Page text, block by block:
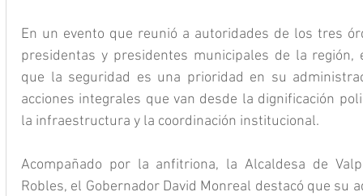
En un evento que reunió a autoridades de los tres
presidentas y presidentes municipales de la
que la seguridad es una prioridad en su
acciones integrales que van desde la dignificación
la infraestructura y la coordinación institucional.
Acompañado por la anfitriona, la Alcaldesa de
Robles, el Gobernador David Monreal destacó que su